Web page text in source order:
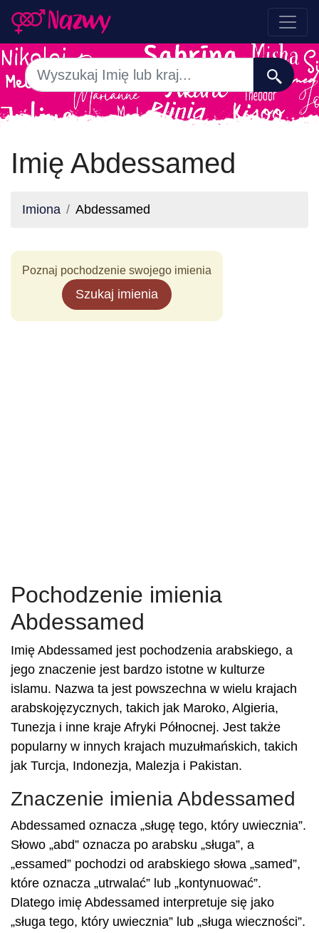
Imię Abdessamed
Imiona Abdessamed
Poznaj pochodzenie swojego imienia
Szukaj imienia
Pochodzenie imienia
Abdessamed
Imię Abdessamed jest pochodzenia arabskiego, a
jego znaczenie jest bardzo istotne w kulturze
islamu. Nazwa ta jest powszechna w wielu krajach
arabskojęzycznych, takich jak Maroko, Algieria,
Tunezja i inne kraje Afryki Północnej. Jest także
popularny w innych krajach muzułmańskich, takich
jak Turcja, Indonezja, Malezja i Pakistan.
Znaczenie imienia Abdessamed
Abdessamed oznacza „sługę tego, który uwiecznia”.
Słowo „abd” oznacza po arabsku „sługa”, a
„essamed” pochodzi od arabskiego słowa „samed”,
które oznacza „utrwalać” lub „kontynuować”.
Dlatego imię Abdessamed interpretuje się jako
„sługa tego, który uwiecznia” lub „sługa wieczności”.